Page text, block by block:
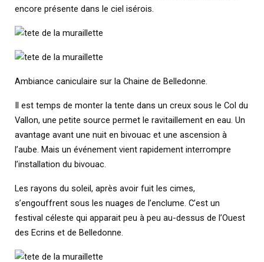
encore présente dans le ciel isérois.
Ambiance caniculaire sur la Chaine de Belledonne.
Il est temps de monter la tente dans un creux sous le Col du
Vallon, une petite source permet le ravitaillement en eau. Un
avantage avant une nuit en bivouac et une ascension à
l’aube. Mais un événement vient rapidement interrompre
l’installation du bivouac.
Les rayons du soleil, après avoir fuit les cimes,
s’engouffrent sous les nuages de l’enclume. C’est un
festival céleste qui apparait peu à peu au-dessus de l’Ouest
des Ecrins et de Belledonne.